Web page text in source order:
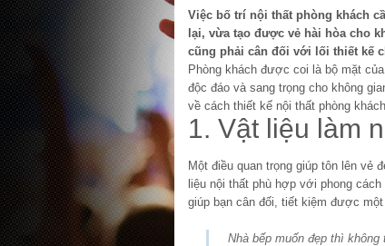
Việc bố trí nội thất phòng khách
lại, vừa tạo được vẻ hài hòa cho
cũng phải cân đối với lối thiết kế
Phòng khách được coi là bộ mặt
độc đáo và sang trọng cho không
về cách thiết kế nội thất phòng
1. Vật liệu làm
Một điều quan trọng giúp tôn lên vẻ
liệu nội thất phù hợp với phong
giúp bạn cân đối, tiết kiệm được
Nhà bếp muốn đẹp thì